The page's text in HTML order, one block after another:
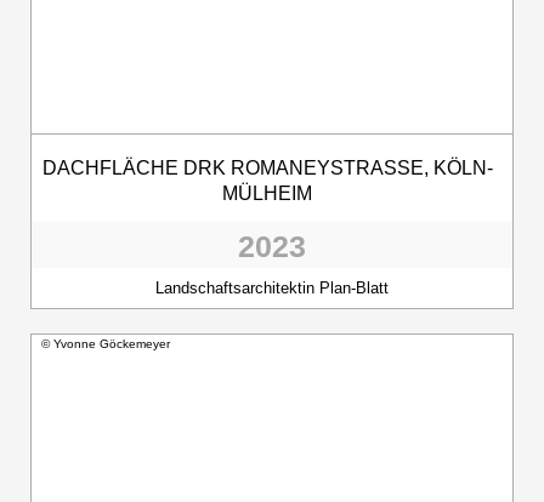
DACHFLÄCHE DRK ROMANEYSTRASSE, KÖLN-M
ÜLHEIM
2023
Landschaftsarchitektin Plan-Blatt
© Yvonne Göckemeyer